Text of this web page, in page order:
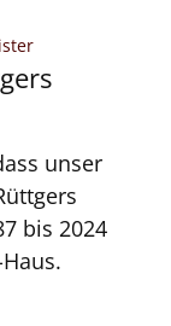
:
unser
bis 2024